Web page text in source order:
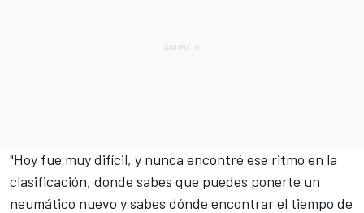
"Hoy fue muy difícil, y nunca encontré ese ritmo en la
clasificación, donde sabes que puedes ponerte un
neumático nuevo y sabes dónde encontrar el tiempo de